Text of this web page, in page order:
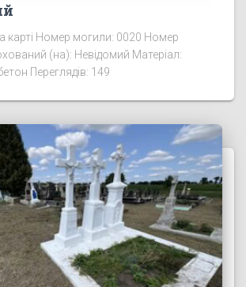
карті Номер могили: 0020 Номер
(на): Невідомий Матеріал:
Переглядів: 149